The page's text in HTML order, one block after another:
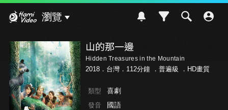
瀏覽
山的那一邊
Hidden Treasures in the Mountain
2018．台灣．112分鐘 ． 普遍級 ．HD畫質
類型 喜劇
發音 國語